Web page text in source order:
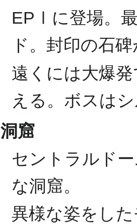
EPⅠに登場。
ド。封印の石
遠くには大爆
える。ボスは
洞窟
セントラルド
な洞窟。
異様な姿をし